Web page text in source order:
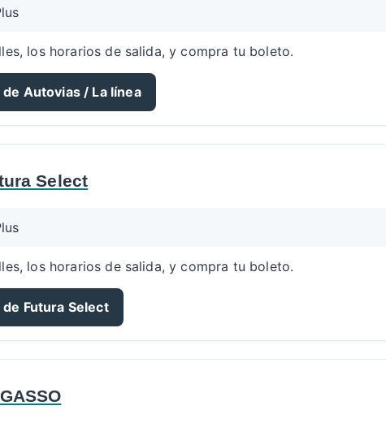
los horarios de salida, y compra tu boleto.
Autovias / La línea
Select
los horarios de salida, y compra tu boleto.
Futura Select